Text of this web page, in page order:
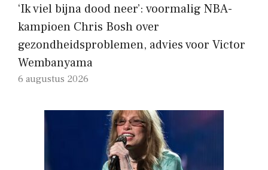
‘Ik viel bijna dood neer’: voormalig NBA-
kampioen Chris Bosh over
gezondheidsproblemen, advies voor Victor
Wembanyama
6 augustus 2026